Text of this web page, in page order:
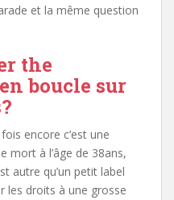
et la même question
the
boucle sur
encore c’est une
mort à l’âge de 38ans,
autre qu’un petit label
les droits à une grosse